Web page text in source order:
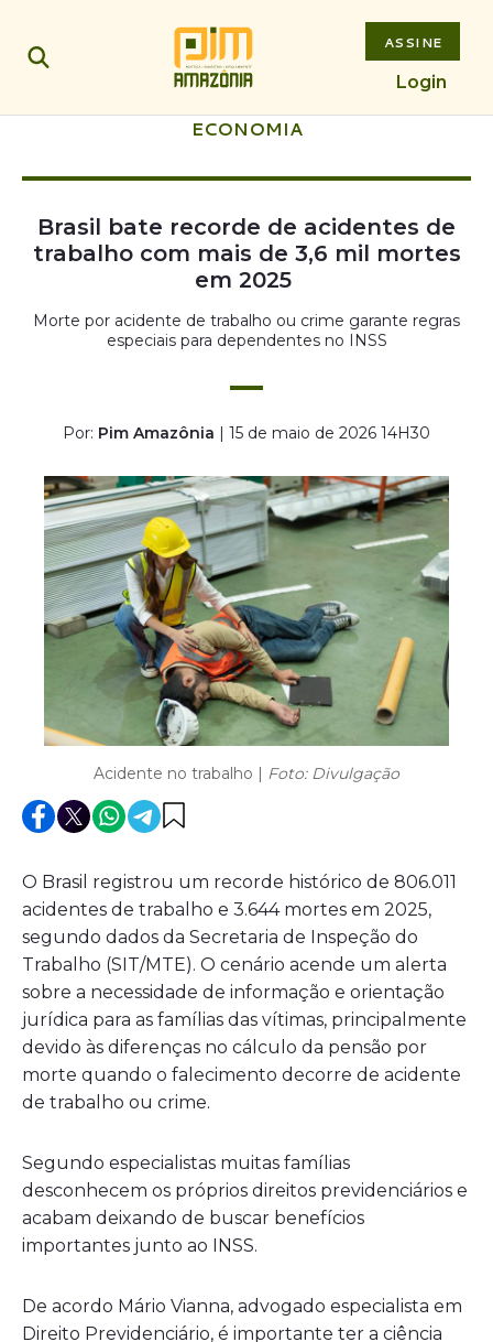
ASSINE
Login
ECONOMIA
Brasil bate recorde de acidentes de
trabalho com mais de 3,6 mil mortes
em 2025
Morte por acidente de trabalho ou crime garante regras
especiais para dependentes no INSS
Por: Pim Amazônia | 15 de maio de 2026 14H30
Acidente no trabalho | Foto: Divulgação
O Brasil registrou um recorde histórico de 806.011
acidentes de trabalho e 3.644 mortes em 2025,
segundo dados da Secretaria de Inspeção do
Trabalho (SIT/MTE). O cenário acende um alerta
sobre a necessidade de informação e orientação
jurídica para as famílias das vítimas, principalmente
devido às diferenças no cálculo da pensão por
morte quando o falecimento decorre de acidente
de trabalho ou crime.
Segundo especialistas muitas famílias
desconhecem os próprios direitos previdenciários e
acabam deixando de buscar benefícios
importantes junto ao INSS.
De acordo Mário Vianna, advogado especialista em
Direito Previdenciário, é importante ter a ciência